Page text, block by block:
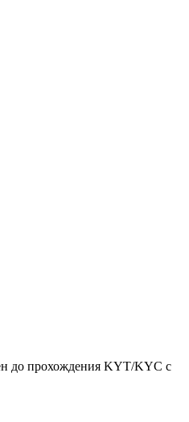
до прохождения KYT/KYC с